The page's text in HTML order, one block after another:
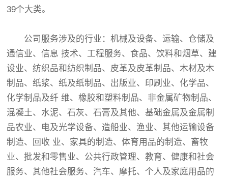
39个大类。
公司服务涉及的行业：机械及设备、运输、仓储及
通信业、信息 技术、工程服务、食品、饮料和烟草、建
设业、纺织品和纺织制品、皮革及皮革制品、木材及木
制品、纸浆、纸及纸制品、出版业、印刷业、化学品、
化学制品及纤 维、橡胶和塑料制品、非金属矿物制品、
混凝土、水泥、石灰、石膏及其他、基础金属及金属制
品农业、电及光学设备、造船业、渔业、其他运输设备
制造、回收 业、家具的制造、体育用品的制造、畜牧
业、批发和零售业、公共行政管理、教育、健康和社会
服务、其他社会服务、汽车、摩托、个人及家庭用品的